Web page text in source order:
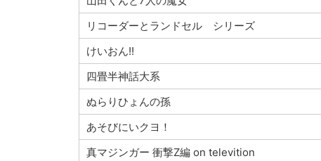
リコーダーとランドセル シリーズ
けいおん!!
四畳半神話大系
ぬらりひょんの孫
あそびにいクヨ！
真マジンガー 衝撃Z編 on televition